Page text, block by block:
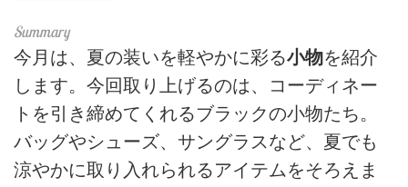
今月は、夏の装いを軽やかに彩る小物を紹介
します。今回取り上げるのは、コーディネー
トを引き締めてくれるブラックの小物たち。
バッグやシューズ、サングラスなど、夏でも
涼やかに取り入れられるアイテムをそろえま